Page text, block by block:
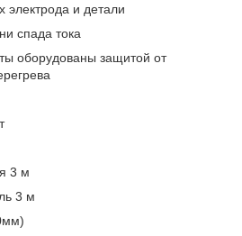
электрода и детали
спада тока
оборудованы защитой от
3 м
3 м